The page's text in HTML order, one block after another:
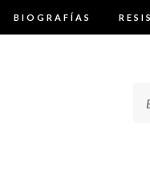
BIOGRAFÍAS